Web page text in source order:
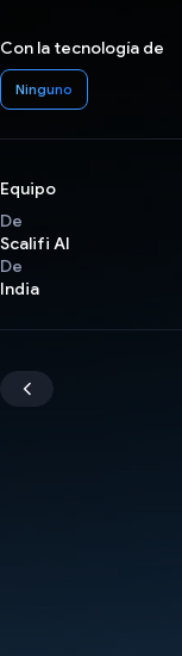
Con la tecnología de
Ninguno
Equipo
De
Scalifi AI
De
India